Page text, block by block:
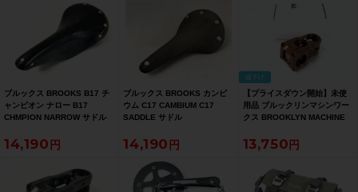
グペダル【お買い得SALE】
ブルックス BROOKS B17 チ
ャンピオン ナロー B17
CHMPION NARROW サドル
14,190
ブルックス BROOKS カンビ
ウム C17 CAMBIUM C17
SADDLE サドル
14,190
値下げ
【プライスダウン開始】未使
用品 ブルックリンマシンワー
クス BROOKLYN MACHINE
ム FLAT RAT STEM
55mm/5°/31.8mm/OS【お買
13,750